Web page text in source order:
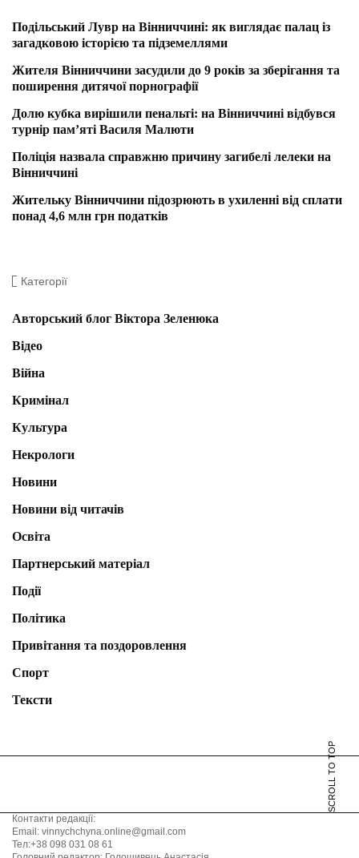
Подільський Лувр на Вінниччині: як виглядає палац із
загадковою історією та підземеллями
Жителя Вінниччини засудили до 9 років за зберігання та
поширення дитячої порнографії
Долю кубка вирішили пенальті: на Вінниччині відбувся
турнір пам’яті Василя Малюти
Поліція назвала справжню причину загибелі лелеки на
Вінниччині
Жительку Вінниччини підозрюють в ухиленні від сплати
понад 4,6 млн грн податків
Категорії
Авторський блог Віктора Зеленюка
Відео
Війна
Кримінал
Культура
Некрологи
Новини
Новини від читачів
Освіта
Партнерський матеріал
Події
Політика
Привітання та поздоровлення
Спорт
Тексти
SCROLL TO TOP
Контакти редакції:
Email: vinnychchyna.online@gmail.com
Тел:+38 098 031 08 61